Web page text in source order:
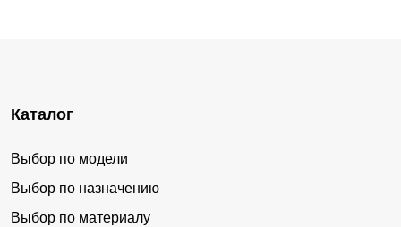
Каталог
Выбор по модели
Выбор по назначению
Выбор по материалу